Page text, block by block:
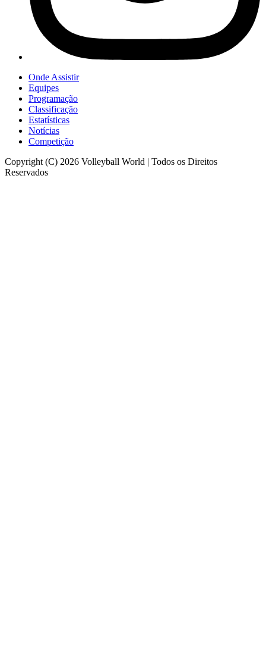
Onde Assistir
Equipes
Programação
Classificação
Estatísticas
Notícias
Competição
Copyright (C) 2026 Volleyball World | Todos os Direitos
Reservados